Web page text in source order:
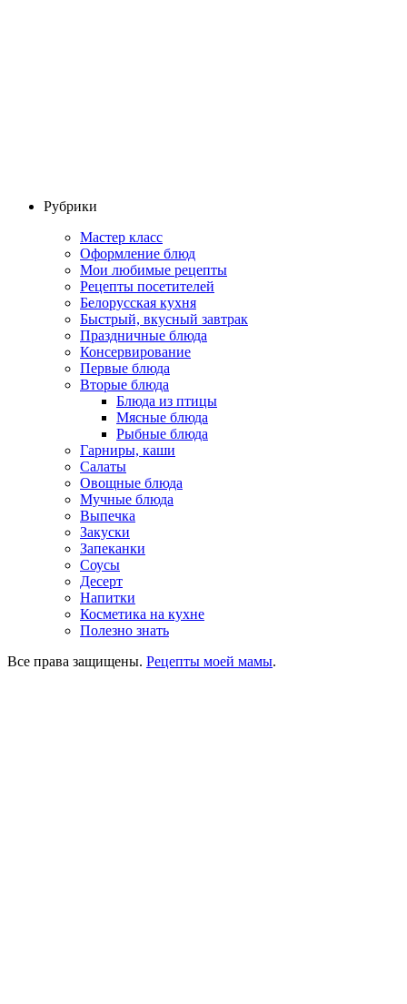
Рубрики
Мастер класс
Оформление блюд
Мои любимые рецепты
Рецепты посетителей
Белорусская кухня
Быстрый, вкусный завтрак
Праздничные блюда
Консервирование
Первые блюда
Вторые блюда
Блюда из птицы
Мясные блюда
Рыбные блюда
Гарниры, каши
Салаты
Овощные блюда
Мучные блюда
Выпечка
Закуски
Запеканки
Соусы
Десерт
Напитки
Косметика на кухне
Полезно знать
Все права защищены. Рецепты моей мамы.